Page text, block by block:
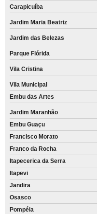
Carapicuíba
Jardim Maria Beatriz
Jardim das Belezas
Parque Flórida
Vila Cristina
Vila Municipal
Embu das Artes
Jardim Maranhão
Embu Guaçu
Francisco Morato
Franco da Rocha
Itapecerica da Serra
Itapevi
Jandira
Osasco
Pompéia